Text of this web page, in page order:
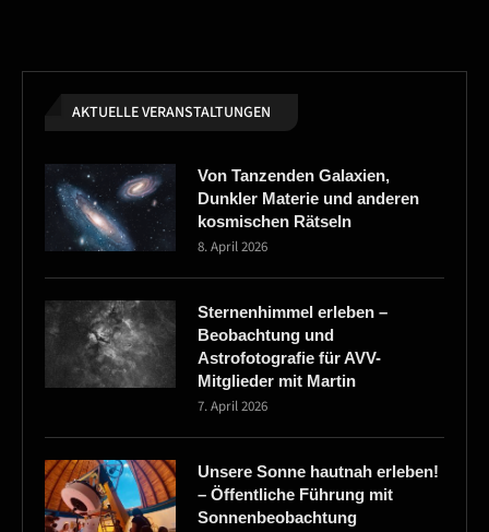
AKTUELLE VERANSTALTUNGEN
Von Tanzenden Galaxien,
Dunkler Materie und anderen
kosmischen Rätseln
8. April 2026
Sternenhimmel erleben –
Beobachtung und
Astrofotografie für AVV-
Mitglieder mit Martin
7. April 2026
Unsere Sonne hautnah erleben!
– Öffentliche Führung mit
Sonnenbeobachtung